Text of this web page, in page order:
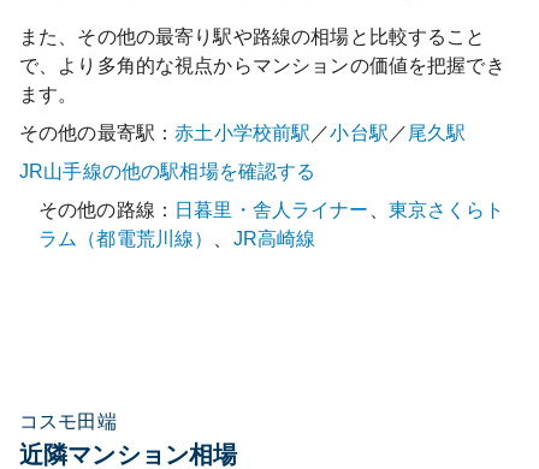
また、その他の最寄り駅や路線の相場と比較すること
で、より多角的な視点からマンションの価値を把握でき
ます。
その他の最寄駅：赤土小学校前駅 ／小台駅 ／ 尾久駅
JR山手線の他の駅相場を確認する
その他の路線： 日暮里・舎人ライナー
東京さくらト
ラム（都電荒川線）
JR高崎線
コスモ田端
近隣マンション相場